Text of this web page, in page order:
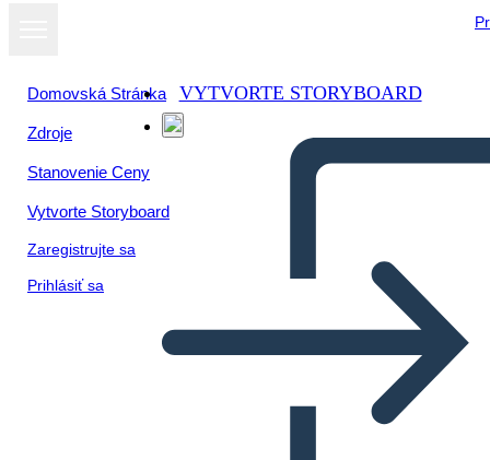
Domovská Stránka
Zdroje
Stanovenie Ceny
Vytvorte Storyboard
Zaregistrujte sa
Prihlásiť sa
VYTVORTE STORYBOARD